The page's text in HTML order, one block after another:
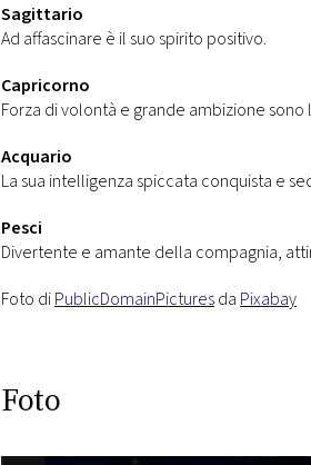
Sagittario
Ad affascinare è il suo spirito positivo.
Capricorno
Forza di volontà e grande ambizione
Acquario
La sua intelligenza spiccata conquista e
Pesci
Divertente e amante della compagnia,
Foto diPublicDomainPicturesda Pixabay
Foto